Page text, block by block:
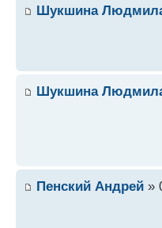
Шукшина
Шукшина
Пенский Андрей »